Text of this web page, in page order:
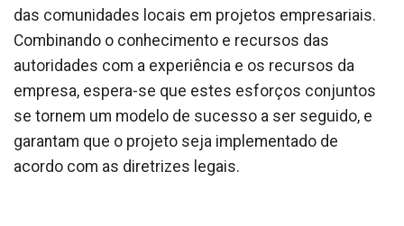
das comunidades locais em projetos empresariais.
Combinando o conhecimento e recursos das
autoridades com a experiência e os recursos da
empresa, espera-se que estes esforços conjuntos
se tornem um modelo de sucesso a ser seguido, e
garantam que o projeto seja implementado de
acordo com as diretrizes legais.